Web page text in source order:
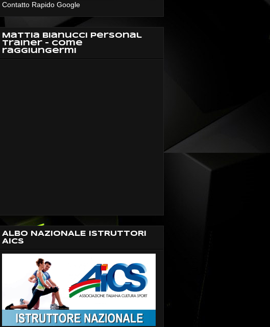
Contatto Rapido Google
Mattia Bianucci Personal
Trainer - Come
raggiungermi
ALBO NAZIONALE ISTRUTTORI
AICS